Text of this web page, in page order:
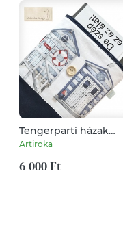
Tengerparti házak
mintás prémium
KÖNYVTOK - Artiroka
design
Artiroka
6 000 Ft